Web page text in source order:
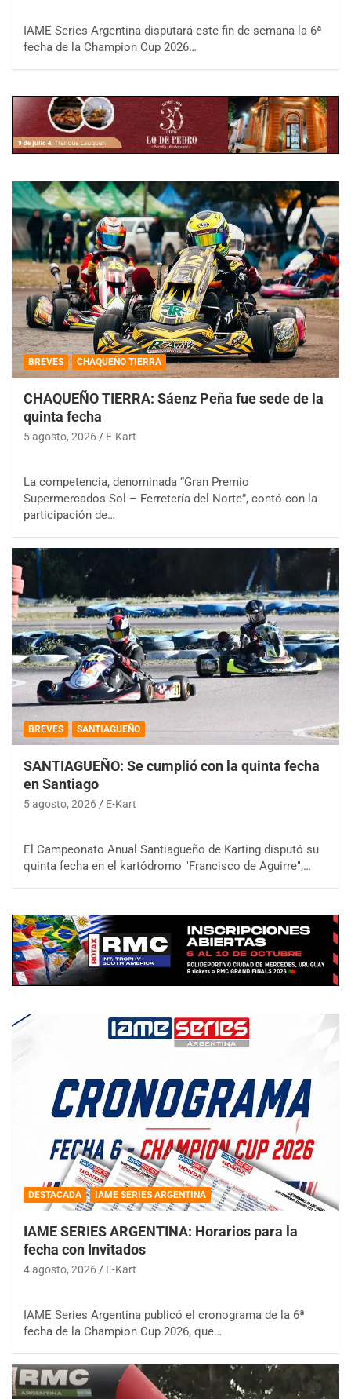
IAME Series Argentina disputará este fin de semana la 6ª
fecha de la Champion Cup 2026…
BREVES CHAQUEÑO TIERRA
CHAQUEÑO TIERRA: Sáenz Peña fue sede de la
quinta fecha
5 agosto, 2026 E-Kart
La competencia, denominada “Gran Premio
Supermercados Sol – Ferretería del Norte”, contó con la
participación de…
BREVES SANTIAGUEÑO
SANTIAGUEÑO: Se cumplió con la quinta fecha
en Santiago
5 agosto, 2026 E-Kart
El Campeonato Anual Santiagueño de Karting disputó su
quinta fecha en el kartódromo "Francisco de Aguirre",…
DESTACADA IAME SERIES ARGENTINA
IAME SERIES ARGENTINA: Horarios para la
fecha con Invitados
4 agosto, 2026 E-Kart
IAME Series Argentina publicó el cronograma de la 6ª
fecha de la Champion Cup 2026, que…